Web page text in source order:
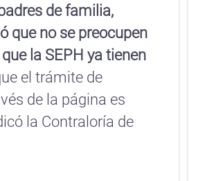
de familia,
que no se preocupen
la SEPH ya tienen
el trámite de
de la página es
la Contraloría de